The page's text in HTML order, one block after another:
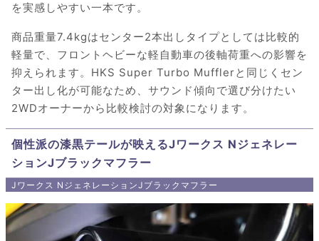
を実感しやすい一本です。
商品重量7.4kgはセンター2本出しタイプとしては比較的
軽量で、フロントヘビーな軽自動車の後軸荷重への影響を
抑えられます。HKS Super Turbo Mufflerと同じくセン
ター出し化が可能なため、サウンド傾向で選び分けたい
2WDオーナーから比較検討の対象になります。
個性派の漆黒テールが映えるJワークス Nジェネレー
ションJブラックマフラー
Jワークス NジェネレーションJブラックマフラー